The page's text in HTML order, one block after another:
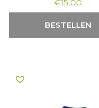
€15,00
BESTELLEN